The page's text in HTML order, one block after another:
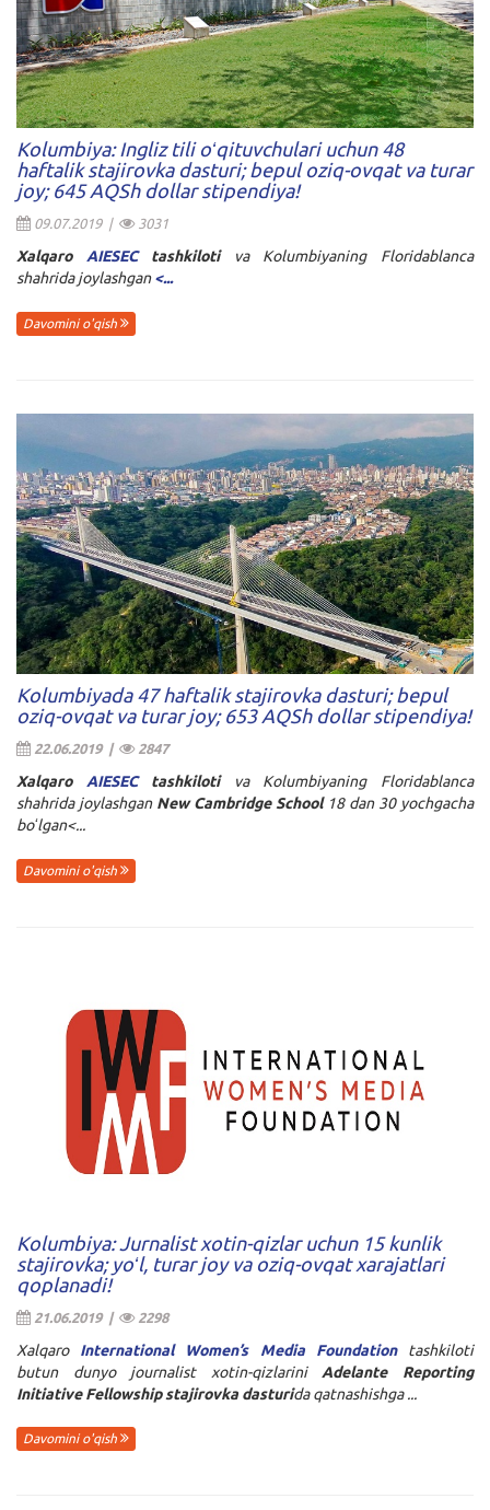
Kolumbiya: Ingliz tili oʻqituvchulari uchun 48
haftalik stajirovka dasturi; bepul oziq-ovqat va turar
joy; 645 AQSh dollar stipendiya!
09.07.2019 | 3031
Xalqaro AIESECtashkiloti
va Kolumbiyaning Floridablanca
shahrida joylashgan<...
Davomini o'qish
Kolumbiyada 47 haftalik stajirovka dasturi; bepul
oziq-ovqat va turar joy; 653 AQSh dollar stipendiya!
22.06.2019 | 2847
Xalqaro AIESECtashkiloti
va Kolumbiyaning Floridablanca
shahrida joylashgan New Cambridge School 18 dan 30 yochgacha
boʻlgan<...
Davomini o'qish
Kolumbiya: Jurnalist xotin-qizlar uchun 15 kunlik
stajirovka; yoʻl, turar joy va oziq-ovqat xarajatlari
qoplanadi!
21.06.2019 | 2298
Xalqaro International Women’s Media Foundationtashkiloti
butun dunyo journalist xotin-qizlarini Adelante Reporting
Initiative Fellowship stajirovka dasturida qatnashishga ...
Davomini o'qish